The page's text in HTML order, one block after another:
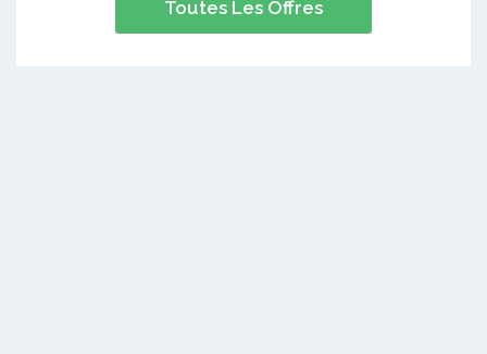
Toutes Les Offres